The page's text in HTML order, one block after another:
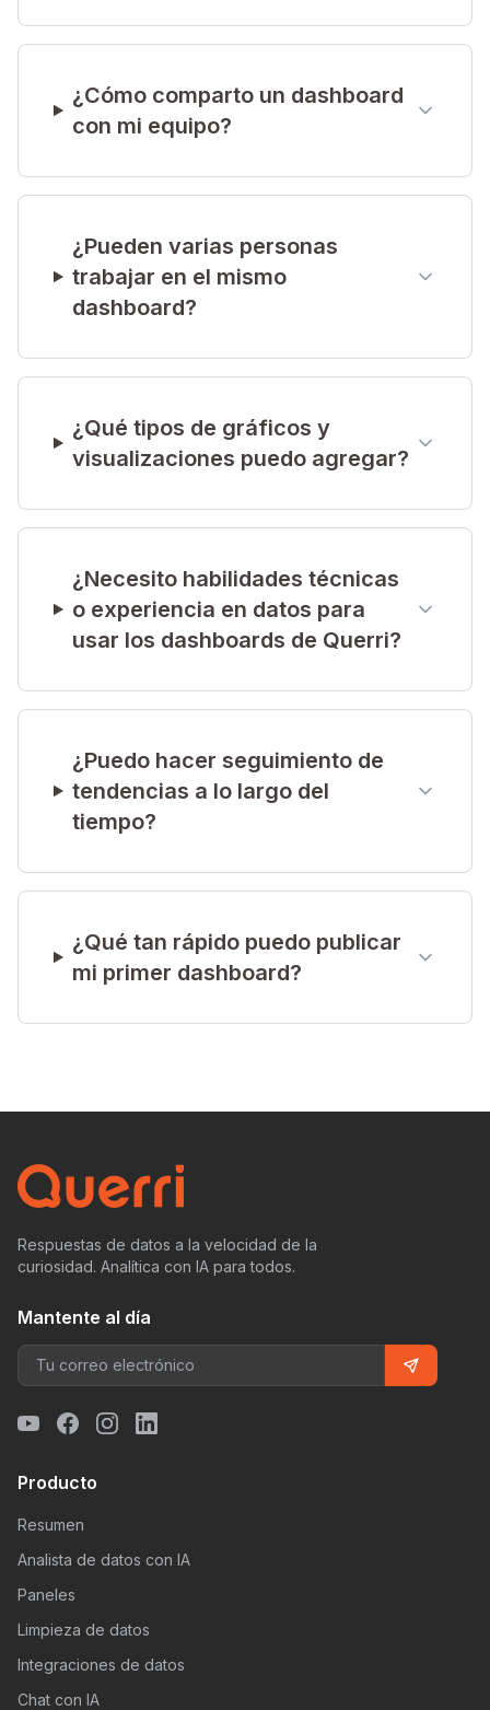
¿Cómo comparto un dashboard
con mi equipo?
¿Pueden varias personas
trabajar en el mismo
dashboard?
¿Qué tipos de gráficos y
visualizaciones puedo agregar?
¿Necesito habilidades técnicas
o experiencia en datos para
usar los dashboards de Querri?
¿Puedo hacer seguimiento de
tendencias a lo largo del
tiempo?
¿Qué tan rápido puedo publicar
mi primer dashboard?
Respuestas de datos a la velocidad de la
curiosidad. Analítica con IA para todos.
Mantente al día
Producto
Resumen
Analista de datos con IA
Paneles
Limpieza de datos
Integraciones de datos
Chat con IA